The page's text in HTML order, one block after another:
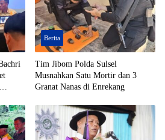
Berita
Tim Jibom Polda Sulsel
Musnahkan Satu Mortir dan 3
Granat Nanas di Enrekang